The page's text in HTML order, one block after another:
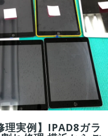
理実例】IPAD8ガラ